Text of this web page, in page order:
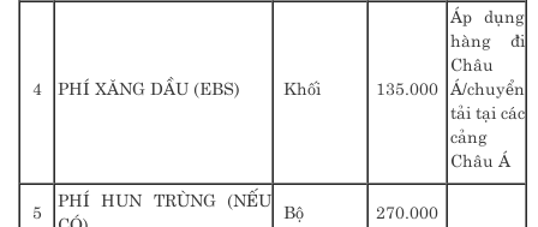
4 PHÍ XĂNG DẦU (EBS) Khối 135.000
Áp dụng
hàng đi
Châu
Á/chuyển
tải tại các
cảng
Châu Á
5
PHÍ HUN TRÙNG (NẾU
CÓ)
Bộ 270.000